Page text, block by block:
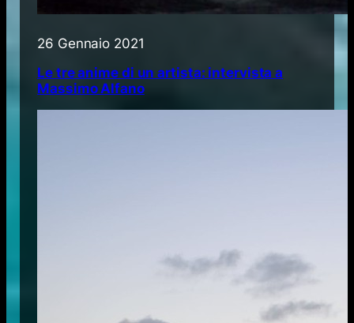
26 Gennaio 2021
Le tre anime di un artista: intervista a
Massimo Alfano